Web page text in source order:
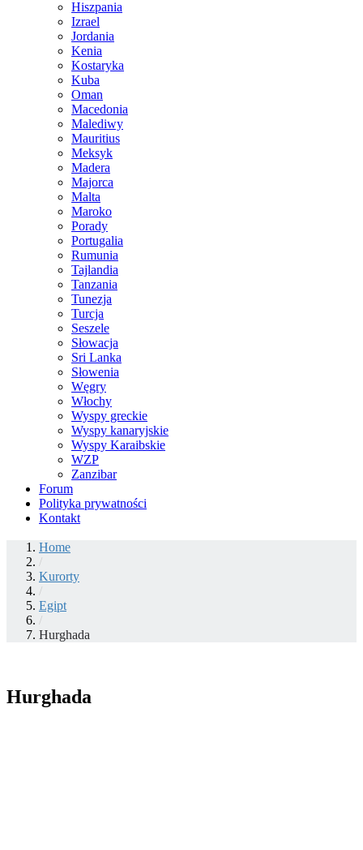
Hiszpania
Izrael
Jordania
Kenia
Kostaryka
Kuba
Oman
Macedonia
Malediwy
Mauritius
Meksyk
Madera
Majorca
Malta
Maroko
Porady
Portugalia
Rumunia
Tajlandia
Tanzania
Tunezja
Turcja
Seszele
Słowacja
Sri Lanka
Słowenia
Węgry
Włochy
Wyspy greckie
Wyspy kanaryjskie
Wyspy Karaibskie
WZP
Zanzibar
Forum
Polityka prywatności
Kontakt
Home
/
Kurorty
/
Egipt
/
Hurghada
Hurghada